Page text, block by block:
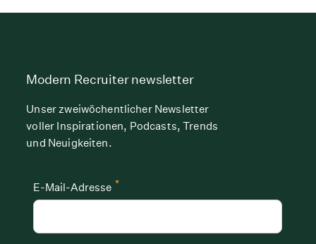
Modern Recruiter newsletter
Unser zweiwöchentlicher Newsletter
voller Inspirationen, Podcasts, Trends
und Neuigkeiten.
*
E-Mail-Adresse